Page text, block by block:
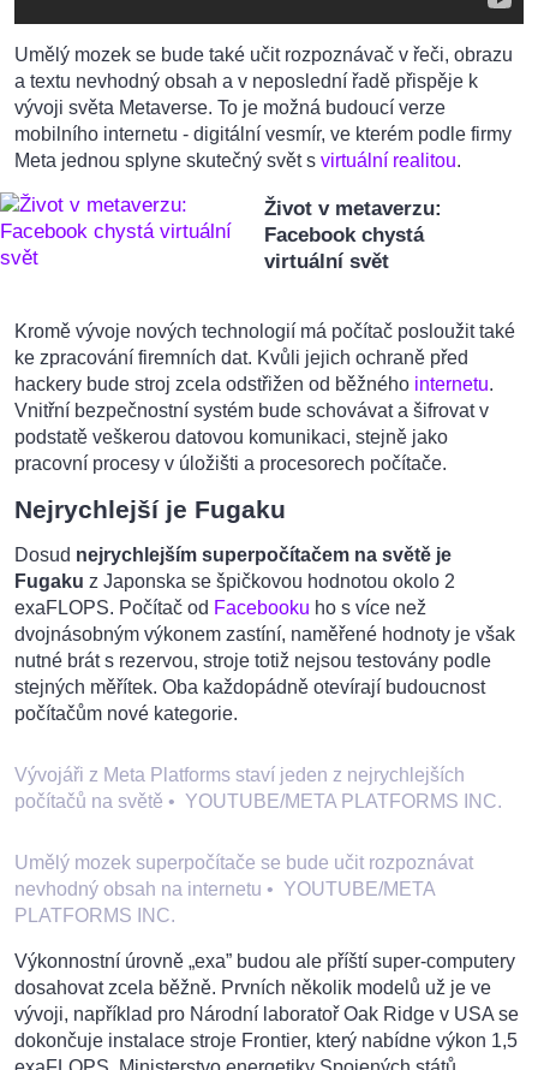
Umělý mozek se bude také učit rozpoznávač v řeči, obrazu
a textu nevhodný obsah a v neposlední řadě přispěje k
vývoji světa Metaverse. To je možná budoucí verze
mobilního internetu - digitální vesmír, ve kterém podle firmy
Meta jednou splyne skutečný svět s virtuální realitou.
Život v metaverzu:
Facebook chystá
virtuální svět
Kromě vývoje nových technologií má počítač posloužit také
ke zpracování firemních dat. Kvůli jejich ochraně před
hackery bude stroj zcela odstřižen od běžného internetu.
Vnitřní bezpečnostní systém bude schovávat a šifrovat v
podstatě veškerou datovou komunikaci, stejně jako
pracovní procesy v úložišti a procesorech počítače.
Nejrychlejší je Fugaku
Dosud nejrychlejším superpočítačem na světě je
Fugaku z Japonska se špičkovou hodnotou okolo 2
exaFLOPS. Počítač od Facebooku ho s více než
dvojnásobným výkonem zastíní, naměřené hodnoty je však
nutné brát s rezervou, stroje totiž nejsou testovány podle
stejných měřítek. Oba každopádně otevírají budoucnost
počítačům nové kategorie.
Vývojáři z Meta Platforms staví jeden z nejrychlejších
počítačů na světě • YOUTUBE/META PLATFORMS INC.
Umělý mozek superpočítače se bude učit rozpoznávat
nevhodný obsah na internetu • YOUTUBE/META
PLATFORMS INC.
Výkonnostní úrovně „exa” budou ale příští super-computery
dosahovat zcela běžně. Prvních několik modelů už je ve
vývoji, například pro Národní laboratoř Oak Ridge v USA se
dokončuje instalace stroje Frontier, který nabídne výkon 1,5